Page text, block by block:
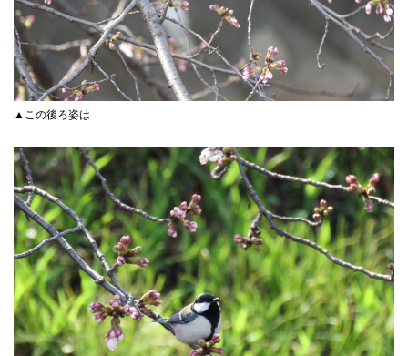
▲この後ろ姿は